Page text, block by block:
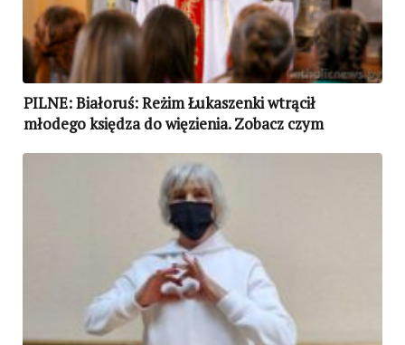
PILNE: Białoruś: Reżim Łukaszenki wtrącił
młodego księdza do więzienia. Zobacz czym